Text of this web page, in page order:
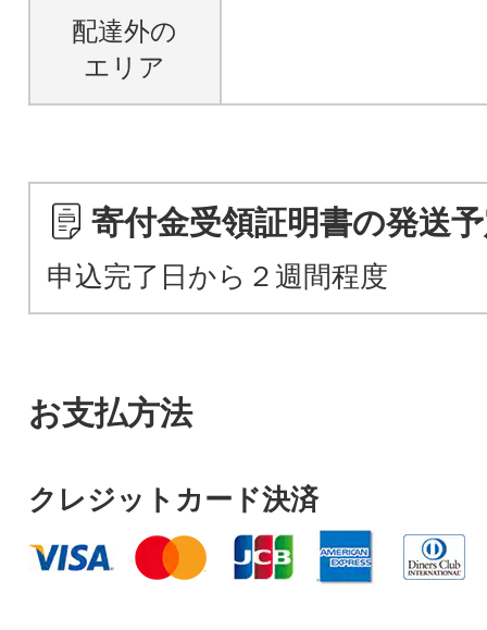
配達外の
エリア
寄付金受領証明書の発送
申込完了日から２週間程度
お支払方法
クレジットカード決済